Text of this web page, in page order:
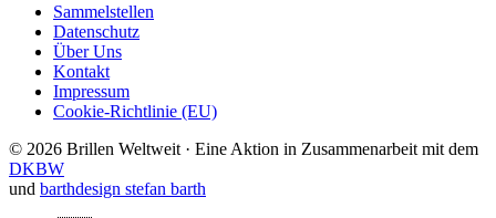
Sammelstellen
Datenschutz
Über Uns
Kontakt
Impressum
Cookie-Richtlinie (EU)
© 2026 Brillen Weltweit · Eine Aktion in Zusammenarbeit mit dem
DKBW
und barthdesign stefan barth